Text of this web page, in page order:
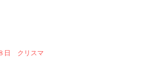
日 クリスマ